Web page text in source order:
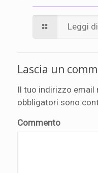
Leggi
Lascia un
Il tuo indirizzo email
obbligatori sono
Commento